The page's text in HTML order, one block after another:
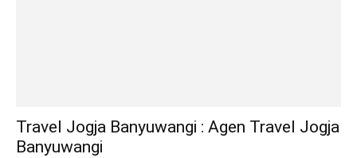
Travel Jogja Banyuwangi : Agen Travel Jogja
Banyuwangi